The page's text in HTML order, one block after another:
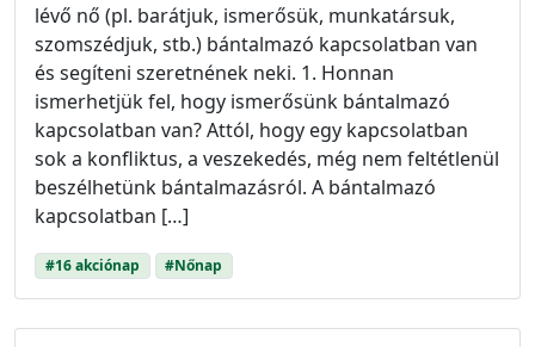
lévő nő (pl. barátjuk, ismerősük, munkatársuk,
szomszédjuk, stb.) bántalmazó kapcsolatban van
és segíteni szeretnének neki. 1. Honnan
ismerhetjük fel, hogy ismerősünk bántalmazó
kapcsolatban van? Attól, hogy egy kapcsolatban
sok a konfliktus, a veszekedés, még nem feltétlenül
beszélhetünk bántalmazásról. A bántalmazó
kapcsolatban […]
#16 akciónap #Nőnap